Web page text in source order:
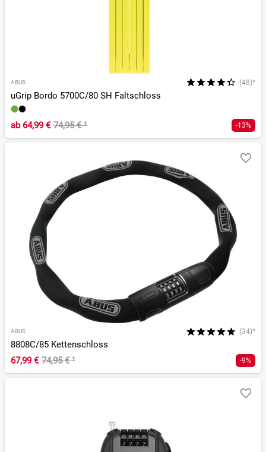
ABUS (48)*
uGrip Bordo 5700C/80 SH Faltschloss
ab64,99 € 74,95 €¹ -13%
ABUS (34)*
8808C/85 Kettenschloss
67,99 € 74,95 €¹ -9%